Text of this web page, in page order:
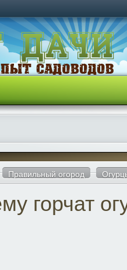
Правильный огород
горчат